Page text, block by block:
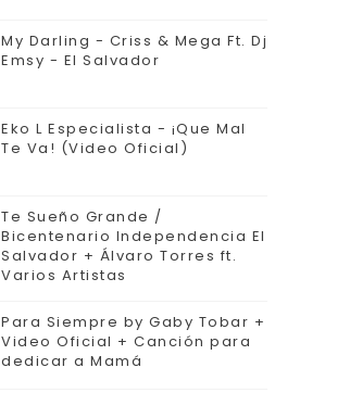
My Darling - Criss & Mega Ft. Dj
Emsy - El Salvador
Eko L Especialista - ¡Que Mal
Te Va! (Video Oficial)
Te Sueño Grande /
Bicentenario Independencia El
Salvador + Álvaro Torres ft.
Varios Artistas
Para Siempre by Gaby Tobar +
Video Oficial + Canción para
dedicar a Mamá